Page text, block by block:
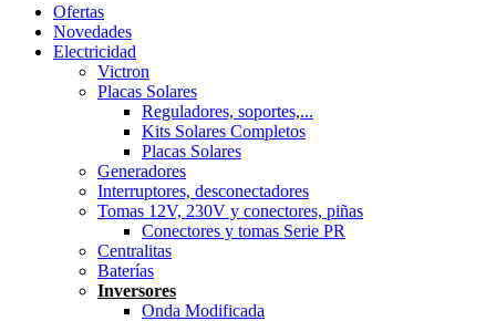
Ofertas
Novedades
Electricidad
Victron
Placas Solares
Reguladores, soportes,...
Kits Solares Completos
Placas Solares
Generadores
Interruptores, desconectadores
Tomas 12V, 230V y conectores, piñas
Conectores y tomas Serie PR
Centralitas
Baterías
Inversores
Onda Modificada